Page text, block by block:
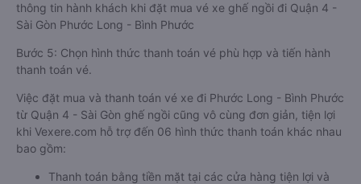
thông tin hành khách khi đặt mua vé xe ghế ngồi đi Quận 4 -
Sài Gòn Phước Long - Bình Phước
Bước 5: Chọn hình thức thanh toán vé phù hợp và tiến hành
thanh toán vé.
Việc đặt mua và thanh toán vé xe đi Phước Long - Bình Phước
từ Quận 4 - Sài Gòn ghế ngồi cũng vô cùng đơn giản, tiện lợi
khi Vexere.com hỗ trợ đến 06 hình thức thanh toán khác nhau
bao gồm:
Thanh toán bằng tiền mặt tại các cửa hàng tiện lợi và